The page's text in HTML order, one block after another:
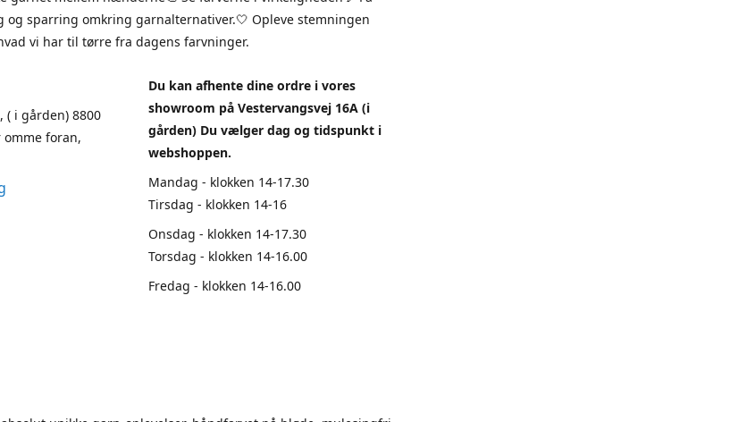
og sparring omkring garnalternativer.🤍 Opleve stemningen
vi har til tørre fra dagens farvninger.
( i gården) 8800
omme foran,
Du kan afhente dine ordre i vores
showroom på Vestervangsvej 16A (i
gården) Du vælger dag og tidspunkt i
webshoppen.
Mandag - klokken 14-17.30
Tirsdag - klokken 14-16
Onsdag - klokken 14-17.30
Torsdag - klokken 14-16.00
Fredag - klokken 14-16.00